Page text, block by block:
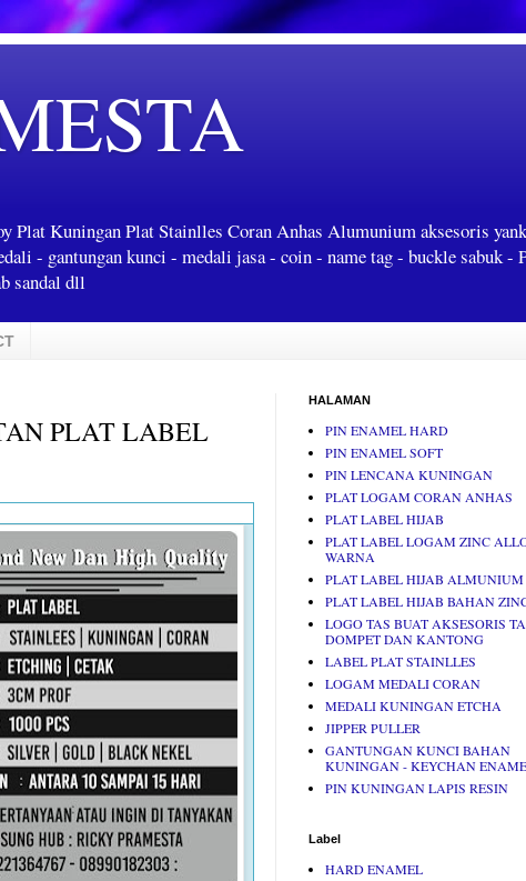
Kuningan Plat Stainlles Coran Anhas Alumunium aksesoris
- gantungan kunci - medali jasa - coin - name tag - buckle sabuk -
sandal dll
PLAT LABEL
HALAMAN
PIN ENAMEL HARD
PIN ENAMEL SOFT
PIN LENCANA KUNINGAN
PLAT LOGAM CORAN ANHAS
PLAT LABEL HIJAB
PLAT LABEL LOGAM ZINC
WARNA
PLAT LABEL HIJAB ALMUNIUM
PLAT LABEL HIJAB BAHAN
LOGO TAS BUAT AKSESORIS
DOMPET DAN KANTONG
LABEL PLAT STAINLLES
LOGAM MEDALI CORAN
MEDALI KUNINGAN ETCHA
JIPPER PULLER
GANTUNGAN KUNCI BAHAN
KUNINGAN - KEYCHAN
PIN KUNINGAN LAPIS RESIN
Label
HARD ENAMEL